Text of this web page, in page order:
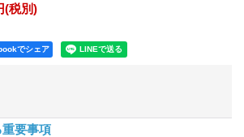
(税別)
でシェア
要事項